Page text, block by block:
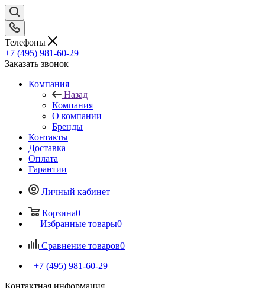
Телефоны
+7 (495) 981-60-29
Заказать звонок
Компания
Назад
Компания
О компании
Бренды
Контакты
Доставка
Оплата
Гарантии
Личный кабинет
Корзина0
Избранные товары0
Сравнение товаров0
+7 (495) 981-60-29
Контактная информация